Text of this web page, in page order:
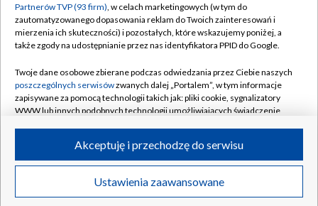
Partnerów TVP (93 firm), w celach marketingowych (w tym do
zautomatyzowanego dopasowania reklam do Twoich zainteresowań i
mierzenia ich skuteczności) i pozostałych, które wskazujemy poniżej, a
także zgody na udostępnianie przez nas identyfikatora PPID do Google.
Twoje dane osobowe zbierane podczas odwiedzania przez Ciebie naszych
poszczególnych serwisówzwanych dalej „Portalem”, w tym informacje
zapisywane za pomocą technologii takich jak: pliki cookie, sygnalizatory
WWW lub innych podobnych technologii umożliwiających świadczenie
ruchu w Internecie.
Twoje dane osobowe zbierane podczas odwiedzania przez Ciebie
poszczególnych serwisówna Portalu, takie jak adresy IP, identyfikatory
Ustawienia zaawansowane
Akceptuję i przechodzę do serwisu